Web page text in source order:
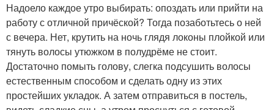
Надоело каждое утро выбирать: опоздать или прийти на
работу с отличной причёской? Тогда позаботьтесь о ней
с вечера. Нет, крутить на ночь глядя локоны плойкой или
тянуть волосы утюжком в полудрёме не стоит.
Достаточно помыть голову, слегка подсушить волосы
естественным способом и сделать одну из этих
простейших укладок. А затем отправиться в постель,